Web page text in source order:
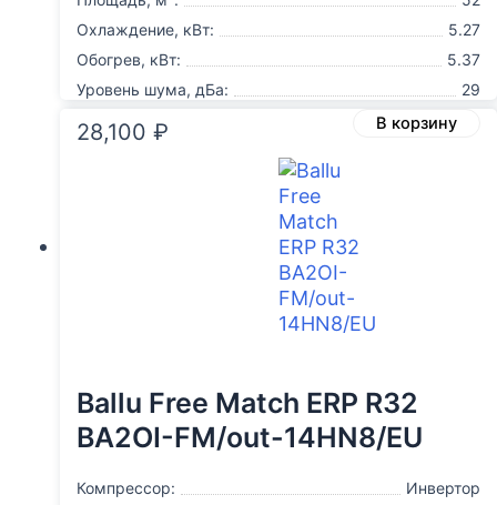
Охлаждение, кВт:
5.27
Обогрев, кВт:
5.37
Уровень шума, дБа:
29
28,100 ₽ В корзину
Ballu Free Match ERP R32
BA2OI-FM/out-14HN8/EU
Компрессор:
Инвертор